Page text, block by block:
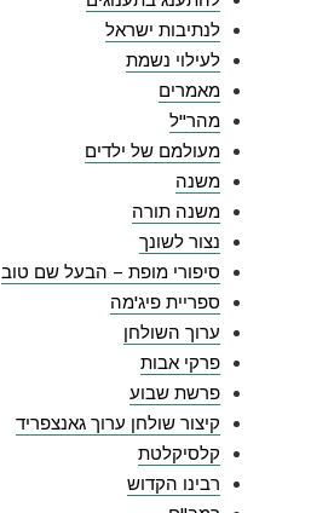
לנתיבות ישראל
לעילוי נשמת
מאמרים
מהר"ל
מעולמם של ילדים
משנה
משנה תורה
נצור לשונך
סיפורי מופת – הבעל שם טוב
ספריית פיג'מה
ערוך השולחן
פרקי אבות
פרשת שבוע
קיצור שולחן ערוך גאנצפריד
קלסיקלטת
רבינו הקדוש